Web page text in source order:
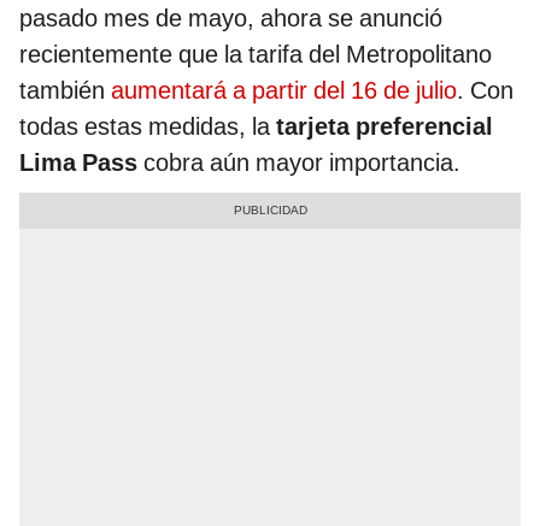
pasado mes de mayo, ahora se anunció
recientemente que la tarifa del Metropolitano
también aumentará a partir del 16 de julio. Con
todas estas medidas, latarjeta preferencial
Lima Pass cobra aún mayor importancia.